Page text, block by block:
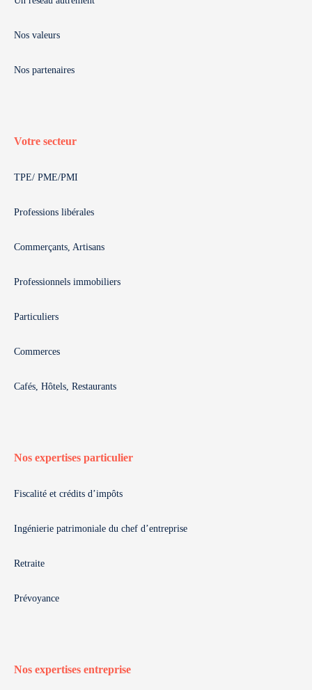
Nos valeurs
Nos partenaires
Votre secteur
TPE/ PME/PMI
Professions libérales
Commerçants, Artisans
Professionnels immobiliers
Particuliers
Commerces
Cafés, Hôtels, Restaurants
Nos expertises particulier
Fiscalité et crédits d’impôts
Ingénierie patrimoniale du chef d’entreprise
Retraite
Prévoyance
Nos expertises entreprise